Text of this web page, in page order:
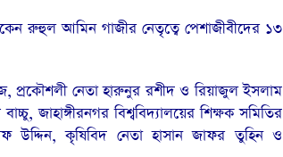
রুহুল আমিন গাজীর নেতৃত্বে পেশাজীবীদের ১৩
প্রকৌশলী নেতা হারুনুর রশীদ ও রিয়াজুল ইসলাম
‍জাহাঙ্গীরনগর বিশ্ববিদ্যালয়ের শিক্ষক সমিতির
উদ্দিন, কৃষিবিদ নেতা হাসান জাফর তুহিন ও